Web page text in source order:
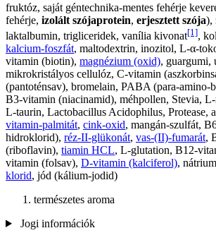
fruktóz, saját géntechnika-mentes fehérje
fehérje, izolált szójaprotein, erjesztett szója),
laktalbumin, trigliceridek, vanília kivonat[1],
kalcium-foszfát, maltodextrin, inozitol, L-α-
vitamin (biotin), magnézium (oxid), guargumi,
mikrokristályos cellulóz, C-vitamin
(pantoténsav), bromelain, PABA (para-amino-
B3-vitamin (niacinamid), méhpollen, Stevia,
L-taurin, Lactobacillus Acidophilus, Protease,
vitamin-palmitát, cink-oxid, mangán-szulfát,
hidroklorid), réz-II-glükonát, vas-(II)-fumarát,
(riboflavin), tiamin HCL, L-glutation, B12-
vitamin (folsav), D-vitamin (kalciferol),
klorid, jód (kálium-jodid)
természetes aroma
Jogi információk